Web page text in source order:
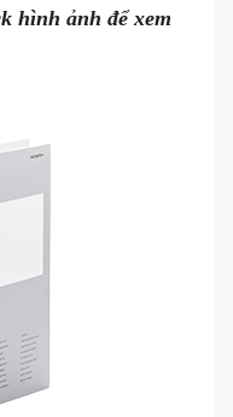
hình ảnh để xem